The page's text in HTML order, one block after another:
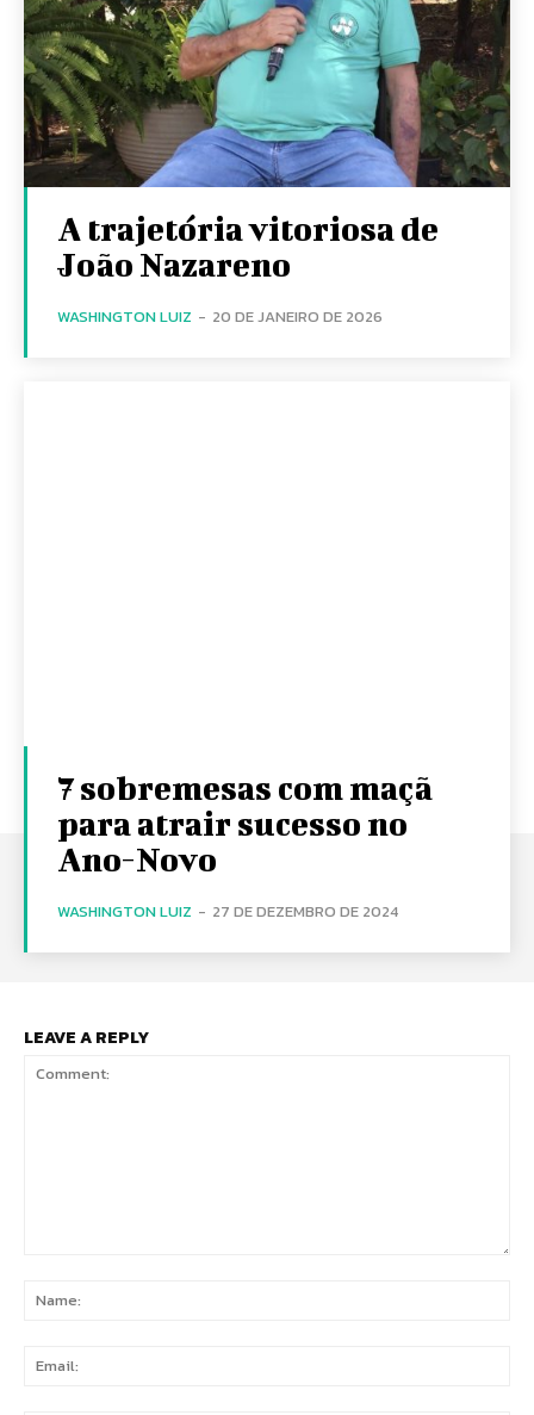
A trajetória vitoriosa de
João Nazareno
WASHINGTON LUIZ - 20 DE JANEIRO DE 2026
7 sobremesas com maçã
para atrair sucesso no
Ano-Novo
WASHINGTON LUIZ - 27 DE DEZEMBRO DE 2024
LEAVE A REPLY